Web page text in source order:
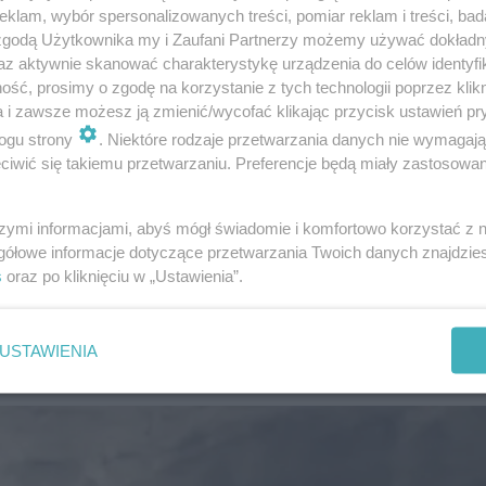
w Trójmieście. Oto nasze typy!
że w rankingu punktem obowiązkowym jest
wiedziałeś, a znajduje się w centrum miasta!Góra
nie ma prawnie unormowanej nazwy, jednak na
pod nazwą Kosaken Berg z wysokością 76,7 m
"Kozacza Góra", "Góra Kozacka".
ścieżka
wybór spersonalizowanych treści, pomiar reklam i treści,
Użytkownika my i Zaufani Partnerzy możemy używać
aktywnie skanować charakterystykę urządzenia do celów
prosimy o zgodę na korzystanie z tych technologii poprzez
i zawsze możesz ją zmienić/wycofać klikając przycisk ustawień
strony
. Niektóre rodzaje przetwarzania danych nie
się takiemu przetwarzaniu. Preferencje będą miały
informacjami, abyś mógł świadomie i komfortowo korzystać z
informacje dotyczące przetwarzania Twoich danych
oraz po kliknięciu w „Ustawienia”.
USTAWIENIA